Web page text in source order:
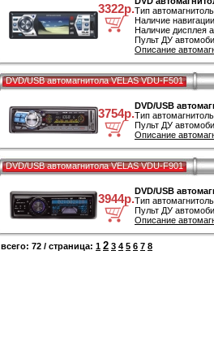
3322р.Тип
Наличие
Наличие дисплея
Пульт ДУ
Описание
DVD/USB автомагнитола VELAS VDU-F501
3754р.
DVD/USB
Тип
Пульт ДУ
Описание
DVD/USB автомагнитола VELAS VDU-F901
3944р.
DVD/USB
Тип
Пульт ДУ
Описание
всего: 72 / страница: 1 2 3 4 5 6 7 8